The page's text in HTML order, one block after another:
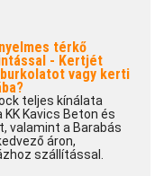
térkő
- Kertjét
vagy kerti
teljes kínálata
Kavics Beton és
valamint a Barabás
áron,
szállítással.